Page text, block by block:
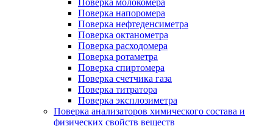
Поверка молокомера
Поверка напоромера
Поверка нефтеденсиметра
Поверка октанометра
Поверка расходомера
Поверка ротаметра
Поверка спиртомера
Поверка счетчика газа
Поверка титратора
Поверка эксплозиметра
Поверка анализаторов химического состава и
физических свойств веществ